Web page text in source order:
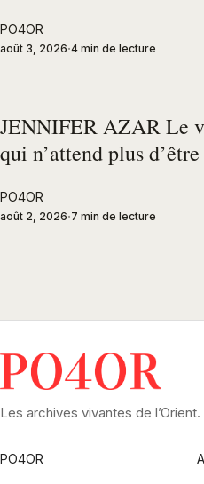
PO4OR
août 3, 2026 4 min de lecture
JENNIFER AZAR Le
qui n’attend plus
PO4OR
août 2, 2026 7 min de lecture
Les archives vivantes de l’Orient.
PO4OR